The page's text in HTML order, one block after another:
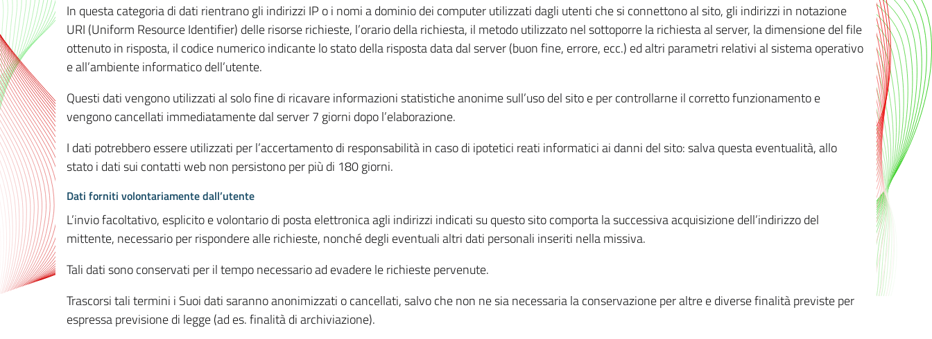
In questa categoria di dati rientrano gli indirizzi IP o i nomi a dominio dei computer utilizzati dagli utenti che si connettono al sito, gli indirizzi in notazione
URI (Uniform Resource Identifier) delle risorse richieste, l’orario della richiesta, il metodo utilizzato nel sottoporre la richiesta al server, la dimensione del file
ottenuto in risposta, il codice numerico indicante lo stato della risposta data dal server (buon fine, errore, ecc.) ed altri parametri relativi al sistema operativo
e all’ambiente informatico dell’utente.
Questi dati vengono utilizzati al solo fine di ricavare informazioni statistiche anonime sull’uso del sito e per controllarne il corretto funzionamento e
vengono cancellati immediatamente dal server 7 giorni dopo l’elaborazione.
I dati potrebbero essere utilizzati per l’accertamento di responsabilità in caso di ipotetici reati informatici ai danni del sito: salva questa eventualità, allo
stato i dati sui contatti web non persistono per più di 180 giorni.
Dati forniti volontariamente dall’utente
L’invio facoltativo, esplicito e volontario di posta elettronica agli indirizzi indicati su questo sito comporta la successiva acquisizione dell’indirizzo del
mittente, necessario per rispondere alle richieste, nonché degli eventuali altri dati personali inseriti nella missiva.
Tali dati sono conservati per il tempo necessario ad evadere le richieste pervenute.
Trascorsi tali termini i Suoi dati saranno anonimizzati o cancellati, salvo che non ne sia necessaria la conservazione per altre e diverse finalità previste per
espressa previsione di legge (ad es. finalità di archiviazione).